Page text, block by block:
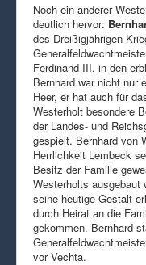
Noch ein anderer
deutlich hervor:
des Dreißigjährigen
Ferdinand III. in den
Bernhard war nicht nur
Heer, er hat auch für
Westerholt besondere
der Landes- und
gespielt. Bernhard von
Herrlichkeit Lembeck
Besitz der Familie
Westerholts ausgebaut
seine heutige Gestalt
durch Heirat an die
gekommen. Bernhard
vor Vechta.